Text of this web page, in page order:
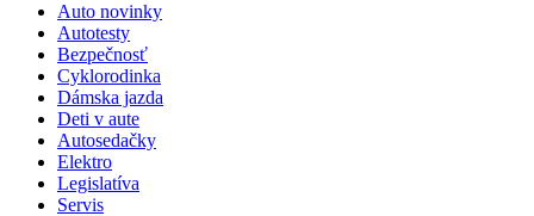
Auto novinky
Autotesty
Bezpečnosť
Cyklorodinka
Dámska jazda
Deti v aute
Autosedačky
Elektro
Legislatíva
Servis